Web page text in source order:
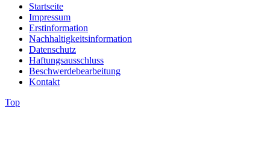
Startseite
Impressum
Erstinformation
Nachhaltigkeitsinformation
Datenschutz
Haftungsausschluss
Beschwerdebearbeitung
Kontakt
Top